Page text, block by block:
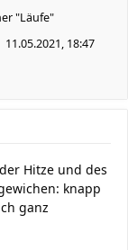
"Läufe"
11.05.2021, 18:47
Hitze und des
knapp
ganz